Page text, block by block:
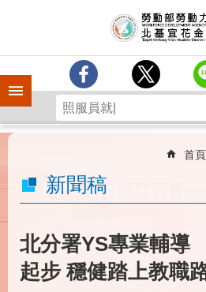
手機側欄
中
分
簡
業
務
為
民
首頁
新聞稿
北分署YS專業輔
起步 穩健踏上教職